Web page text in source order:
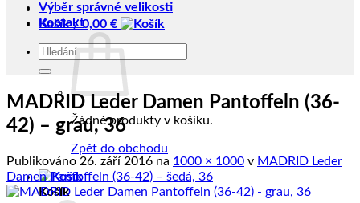
Košík /0,00 €
Žádné produkty v košíku.
Zpět do obchodu
Košík
Výběr správné velikosti
Kontakt
Hledat:
MADRID Leder Damen Pantoffeln (36-
42) – grau, 36
Publikováno 26. září 2016 na 1000 × 1000 v MADRID Leder
Damen Pantoffeln (36-42) – šedá, 36